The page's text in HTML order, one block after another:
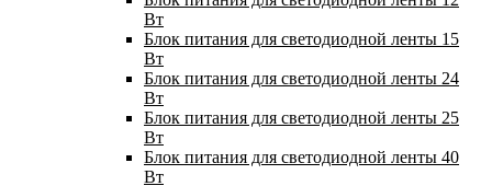
Вт
Блок питания для светодиодной ленты 15
Вт
Блок питания для светодиодной ленты 24
Вт
Блок питания для светодиодной ленты 25
Вт
Блок питания для светодиодной ленты 40
Вт